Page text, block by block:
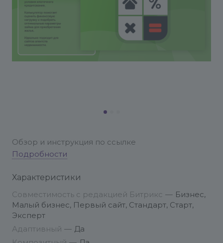
Обзор и инструкция по ссылке
Подробности
Характеристики
Совместимость с редакцией Битрикс — Бизнес,
Малый бизнес, Первый сайт, Стандарт, Старт,
Эксперт
Адаптивный — Да